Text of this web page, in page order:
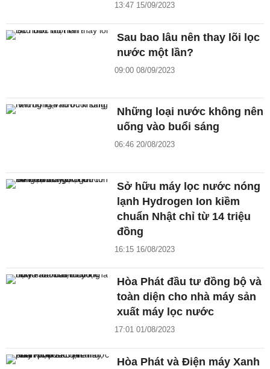
13:47 15/09/2023
Sau bao lâu nên thay lõi lọc
nước một lần?
09:00 08/09/2023
Những loại nước không nên
uống vào buổi sáng
06:46 20/08/2023
Sở hữu máy lọc nước nóng
lạnh Hydrogen Ion kiềm
chuẩn Nhật chỉ từ 14 triệu
đồng
16:15 16/08/2023
Hòa Phát đầu tư đồng bộ và
toàn diện cho nhà máy sản
xuất máy lọc nước
17:01 01/08/2023
Hòa Phát và Điện máy Xanh